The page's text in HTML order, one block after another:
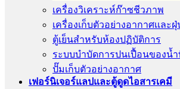
เครื่องวิเคราะห์ก๊าซชีวภาพ
เครื่องเก็บตัวอย่างอากาศเเละฝุ่
ตู้เย็นสำหรับห้องปฏิบัติการ
ระบบบำบัดการปนเปื้อนของน้ำ
ปั๊มเก็บตัวอย่างอากาศ
เฟอร์นิเจอร์แลปและตู้ดูดไอสารเคมี